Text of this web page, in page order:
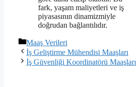
fark, yaşam maliyetleri ve iş
piyasasının dinamizmiyle
doğrudan bağlantılıdır.
Kategoriler
Maaş Verileri
İş Geliştirme Mühendisi Maaşları
İş Güvenliği Koordinatörü Maaşları